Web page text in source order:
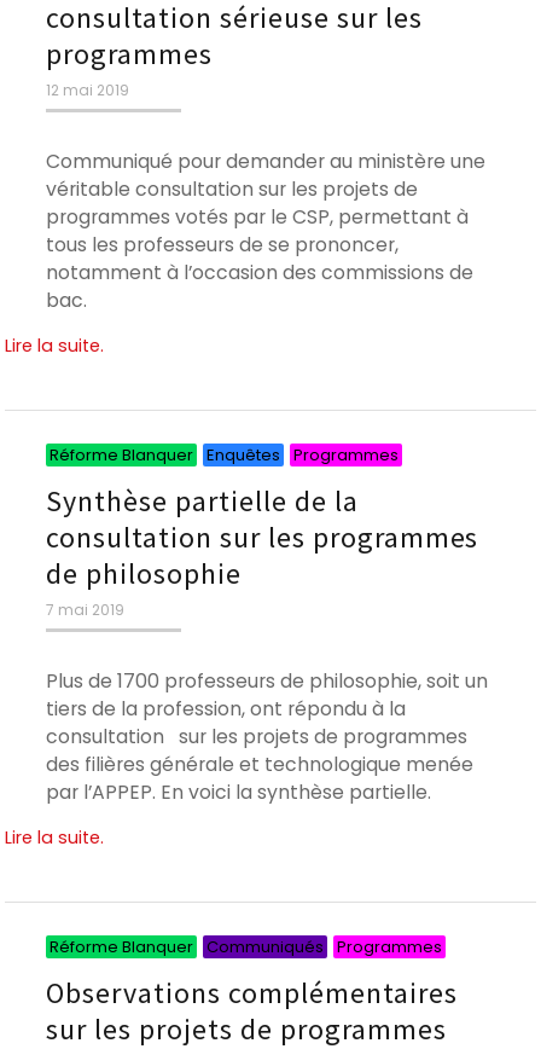
consultation sérieuse sur les
programmes
Publié
le
12 mai 2019
Communiqué pour demander au ministère une
véritable consultation sur les projets de
programmes votés par le CSP, permettant à
tous les professeurs de se prononcer,
notamment à l’occasion des commissions de
bac.
Lire la suite.
Réforme Blanquer Enquêtes Programmes
Synthèse partielle de la
consultation sur les programmes
de philosophie
Publié
le
7 mai 2019
Plus de 1700 professeurs de philosophie, soit un
tiers de la profession, ont répondu à la
consultation sur les projets de programmes
des filières générale et technologique menée
par l’APPEP. En voici la synthèse partielle.
Lire la suite.
Réforme Blanquer Communiqués Programmes
Observations complémentaires
sur les projets de programmes